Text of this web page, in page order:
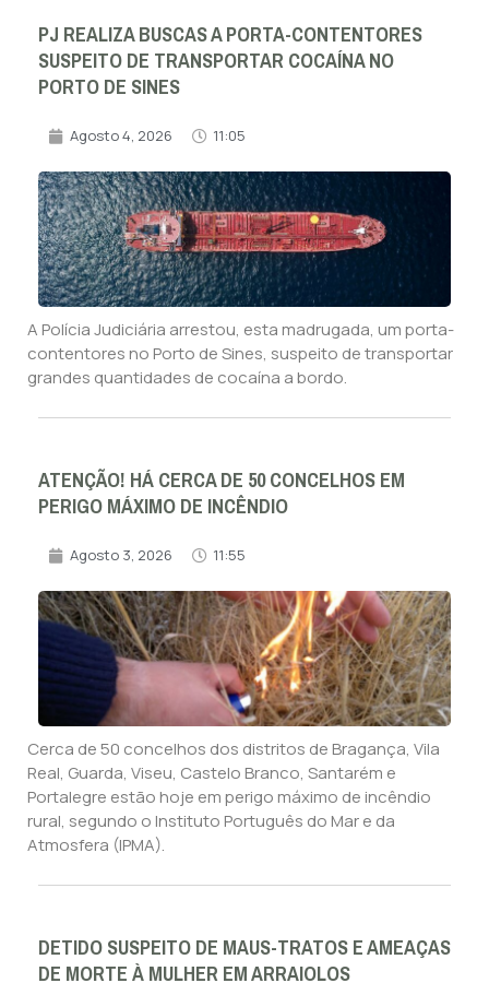
PJ REALIZA BUSCAS A PORTA-CONTENTORES
SUSPEITO DE TRANSPORTAR COCAÍNA NO
PORTO DE SINES
Agosto 4, 2026 11:05
A Polícia Judiciária arrestou, esta madrugada, um porta-
contentores no Porto de Sines, suspeito de transportar
grandes quantidades de cocaína a bordo.
ATENÇÃO! HÁ CERCA DE 50 CONCELHOS EM
PERIGO MÁXIMO DE INCÊNDIO
Agosto 3, 2026 11:55
Cerca de 50 concelhos dos distritos de Bragança, Vila
Real, Guarda, Viseu, Castelo Branco, Santarém e
Portalegre estão hoje em perigo máximo de incêndio
rural, segundo o Instituto Português do Mar e da
Atmosfera (IPMA).
DETIDO SUSPEITO DE MAUS-TRATOS E AMEAÇAS
DE MORTE À MULHER EM ARRAIOLOS